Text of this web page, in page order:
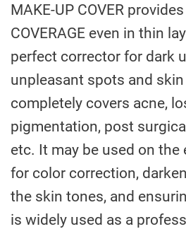
MAKE-UP COVER
COVERAGE even in thin
perfect corrector for dark
unpleasant spots and
completely covers acne,
pigmentation, post
etc. It may be used on the
for color correction,
the skin tones, and
is widely used as a